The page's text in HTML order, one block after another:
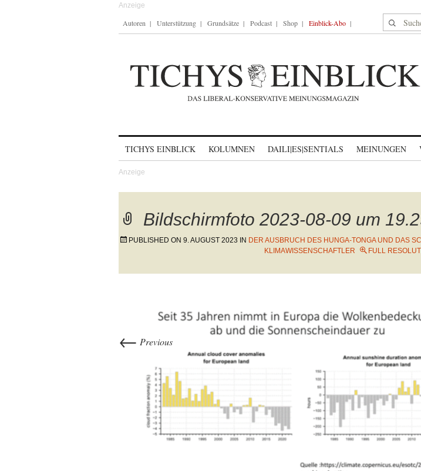
Autoren Unterstützung Grundsätze Podcast Shop Einblick-Abo Suche
TICHYS EINBLICK KOLUMNEN DAILI|ES|SENTIALS MEINUNGEN
Bildschirmfoto 2023-08-09 um
PUBLISHED ON 9. AUGUST 2023 IN DER AUSBRUCH DES HUNGA-TONGA UND DAS
KLIMAWISSENSCHAFTLER
FULL
← Previous